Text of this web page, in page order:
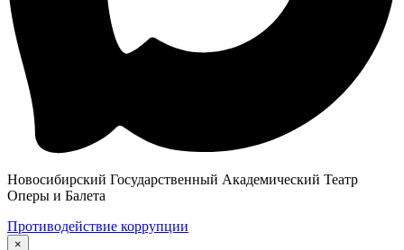
Новосибирский Государственный Академический Театр
Оперы и Балета
Противодействие коррупции
×